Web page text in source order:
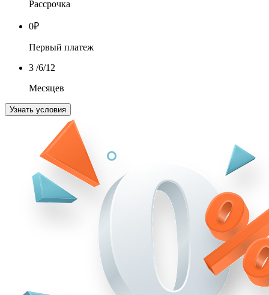
Рассрочка
0₽
Первый платеж
3 /6/12
Месяцев
Узнать условия